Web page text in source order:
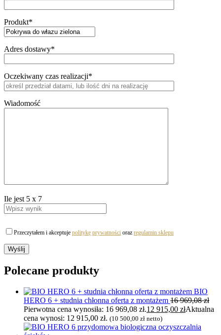
Produkt*
Adres dostawy*
Oczekiwany czas realizacji*
Wiadomość
Ile jest 5 x 7
Przeczytałem i akceptuje politykę prywatności oraz regulamin sklepu
Polecane produkty
BIO
HERO 6 + studnia chłonna oferta z montażem 16 969,08zł
Pierwotna cena wynosiła: 16 969,08 zł.12 915,00 złAktualna
cena wynosi: 12 915,00 zł. (10 500,00 zł netto)